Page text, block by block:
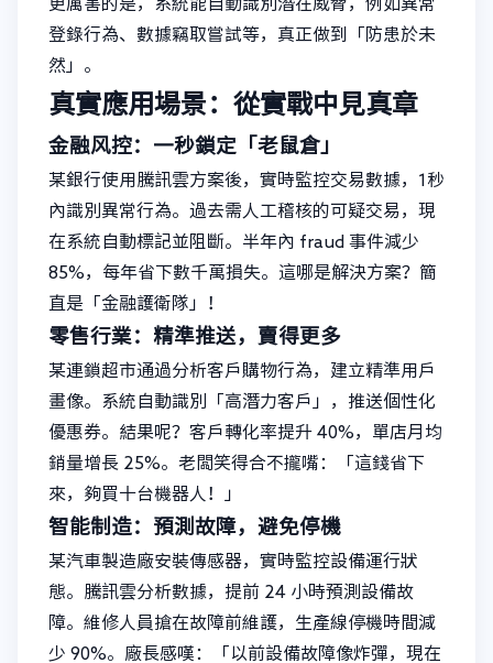
登錄行為、數據竊取嘗試等，真正做到「防患於未
然」。
真實應用場景：從實戰中見真章
金融风控：一秒鎖定「老鼠倉」
某銀行使用騰訊雲方案後，實時監控交易數據，1秒
內識別異常行為。過去需人工稽核的可疑交易，現
在系統自動標記並阻斷。半年內 fraud 事件減少
85%，每年省下數千萬損失。這哪是解決方案？簡
直是「金融護衛隊」！
零售行業：精準推送，賣得更多
某連鎖超市通過分析客戶購物行為，建立精準用戶
畫像。系統自動識別「高潛力客戶」，推送個性化
優惠券。結果呢？客戶轉化率提升 40%，單店月均
銷量增長 25%。老闆笑得合不攏嘴：「這錢省下
來，夠買十台機器人！」
智能制造：預測故障，避免停機
某汽車製造廠安裝傳感器，實時監控設備運行狀
態。騰訊雲分析數據，提前 24 小時預測設備故
障。維修人員搶在故障前維護，生產線停機時間減
少 90%。廠長感嘆：「以前設備故障像炸彈，現在